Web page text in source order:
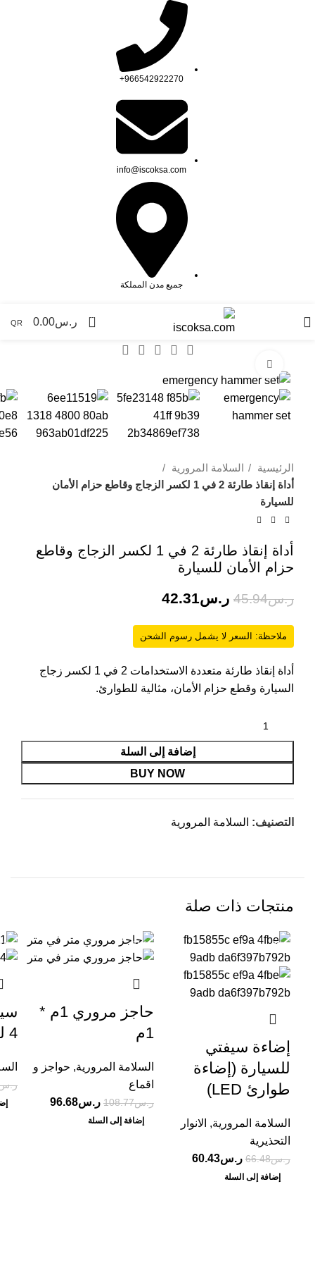
966542922270+
info@iscoksa.com
جميع مدن المملكة
0 ر.س0.00
QR
-8%
الرئيسية
السلامة المرورية
أداة إنقاذ طارئة 2 في 1 لكسر الزجاج وقاطع حزام الأمان
للسيارة
أداة إنقاذ طارئة 2 في 1 لكسر الزجاج وقاطع
حزام الأمان للسيارة
ر.س45.94 ر.س42.31
ملاحظة: السعر لا يشمل رسوم الشحن
أداة إنقاذ طارئة متعددة الاستخدامات 2 في 1 لكسر زجاج
السيارة وقطع حزام الأمان، مثالية للطوارئ.
إضافة إلى السلة
BUY NOW
التصنيف: السلامة المرورية
منتجات ذات صلة
-9%
إضاءة سيفتي
للسيارة (إضاءة
طوارئ LED)
السلامة المرورية, الانوار
التحذيرية
ر.س66.48 ر.س60.43
إضافة إلى السلة
-11%
حاجز مروري 1م *
1م
السلامة المرورية, حواجز و
اقماع
ر.س108.77 ر.س96.68
إضافة إلى السلة
4 لمبة